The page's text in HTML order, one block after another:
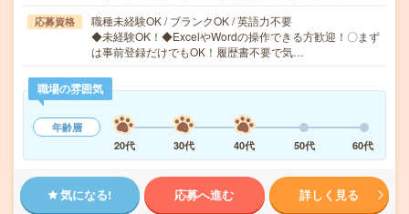
応募資格
職種未経験OK / ブランクOK / 英語力不要
◆未経験OK！◆ExcelやWordの操作できる方歓迎！〇まず
は事前登録だけでもOK！履歴書不要で気…
職場の雰囲気
年齢層
20代
30代 40代 50代 60代
気になる! 応募へ進む 詳しく見る